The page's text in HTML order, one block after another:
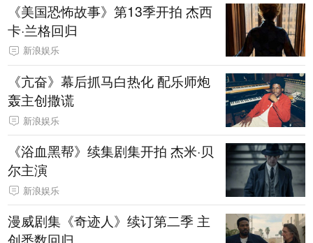
《美国恐怖故事》第13季开拍 杰西
卡·兰格回归
新浪娱乐
《亢奋》幕后抓马白热化 配乐师炮
轰主创撒谎
新浪娱乐
《浴血黑帮》续集剧集开拍 杰米·贝
尔主演
新浪娱乐
漫威剧集《奇迹人》续订第二季 主